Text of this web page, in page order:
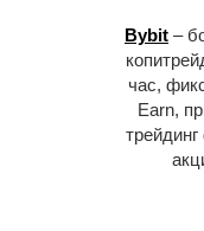
Bybit –
час,
Earn,